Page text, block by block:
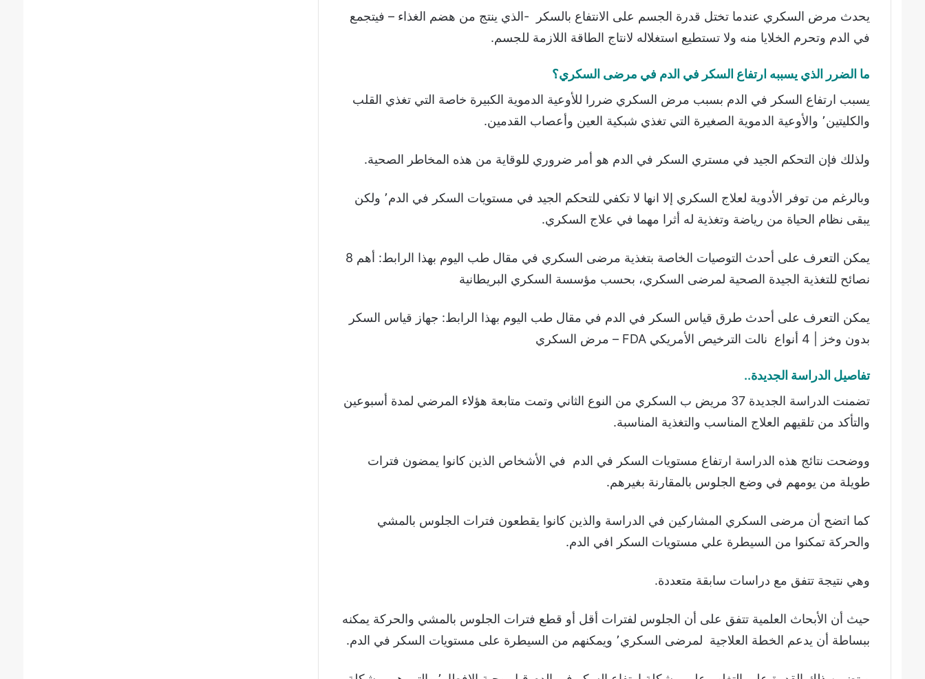
يحدث مرض السكري عندما تختل قدرة الجسم على الانتفاع بالسكر -الذي ينتج من هضم الغذاء – فيتجمع
في الدم وتحرم الخلايا منه ولا تستطيع استغلاله لانتاج الطاقة اللازمة للجسم.
ما الضرر الذي يسببه ارتفاع السكر في الدم في مرضى السكري؟
يسبب ارتفاع السكر في الدم بسبب مرض السكري ضررا للأوعية الدموية الكبيرة خاصة التي تغذي القلب
والكليتين٬ والأوعية الدموية الصغيرة التي تغذي شبكية العين وأعصاب القدمين.
ولذلك فإن التحكم الجيد في مستري السكر في الدم هو أمر ضروري للوقاية من هذه المخاطر الصحية.
وبالرغم من توفر الأدوية لعلاج السكري إلا انها لا تكفي للتحكم الجيد في مستويات السكر في الدم٬ ولكن
يبقى نظام الحياة من رياضة وتغذية له أثرا مهما في علاج السكري.
يمكن التعرف على أحدث التوصيات الخاصة بتغذية مرضى السكري في مقال طب اليوم بهذا الرابط: أهم 8
نصائح للتغذية الجيدة الصحية لمرضى السكري، بحسب مؤسسة السكري البريطانية
يمكن التعرف على أحدث طرق قياس السكر في الدم في مقال طب اليوم بهذا الرابط: جهاز قياس السكر
بدون وخز | 4 أنواع نالت الترخيص الأمريكي FDA – مرض السكري
تفاصيل الدراسة الجديدة..
تضمنت الدراسة الجديدة 37 مريض ب السكري من النوع الثاني وتمت متابعة هؤلاء المرضي لمدة أسبوعين
والتأكد من تلقيهم العلاج المناسب والتغذية المناسبة.
ووضحت نتائج هذه الدراسة ارتفاع مستويات السكر في الدم في الأشخاص الذين كانوا يمضون فترات
طويلة من يومهم في وضع الجلوس بالمقارنة بغيرهم.
كما اتضح أن مرضى السكري المشاركين في الدراسة والذين كانوا يقطعون فترات الجلوس بالمشي
والحركة تمكنوا من السيطرة علي مستويات السكر افي الدم.
وهي نتيجة تتفق مع دراسات سابقة متعددة.
حيث أن الأبحاث العلمية تتفق على أن الجلوس لفترات أقل أو قطع فترات الجلوس بالمشي والحركة يمكنه
ببساطة أن يدعم الخطة العلاجية لمرضى السكري٬ ويمكنهم من السيطرة على مستويات السكر في الدم.